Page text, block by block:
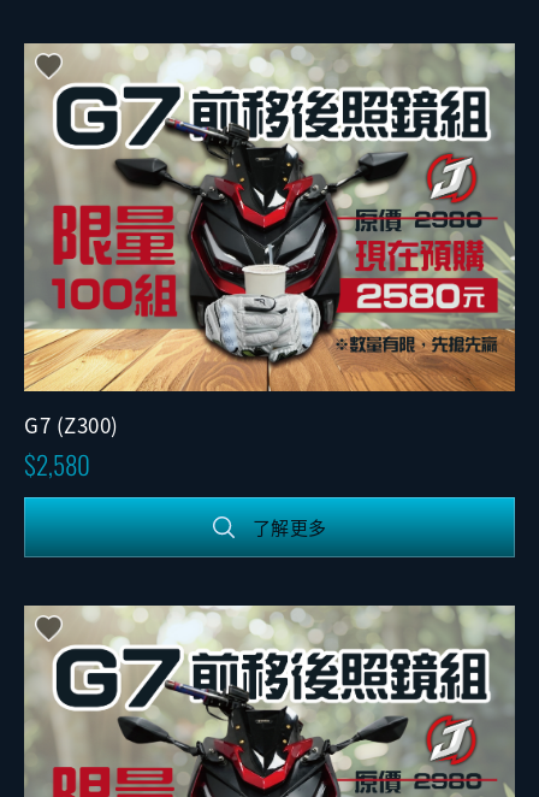
G7 (Z300)
2,580
了解更多